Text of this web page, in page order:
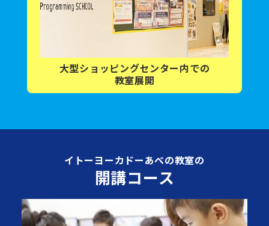
大型ショッピングセンター内での
教室展開
イトーヨーカドーあべの教室の
開講コース